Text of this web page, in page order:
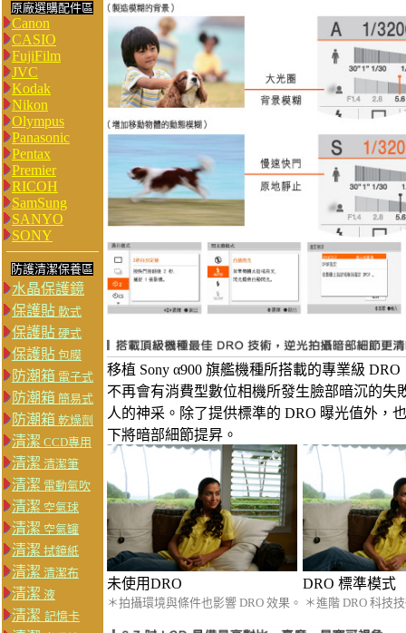
原廠選購配件區
Canon
CASIO
FujiFilm
JVC
Kodak
Nikon
Olympus
Panasonic
Pentax
Premier
RICOH
SamSung
SANYO
SONY
防護清潔保養區
水晶保護鏡
保護貼 軟式
保護貼 硬式
保護貼 包膜
防潮箱 電子式
防潮箱 簡易式
防潮箱 乾燥劑
清潔 CCD專用
清潔 清潔筆
清潔 電動氣吹
清潔 空氣球
清潔 空氣罐
清潔 拭鏡紙
清潔 清潔布
清潔 液
清潔 記憶卡
移植 Sony α900 旗艦機種所搭載的專業級
不再會有消費型數位相機所發生臉部暗沉的
人的神采。除了提供標準的 DRO 曝光值外，
下將暗部細節提昇。
未使用DRO DRO 標準模式
＊拍攝環境與條件也影響 DRO 效果。 ＊進階 DRO 科技